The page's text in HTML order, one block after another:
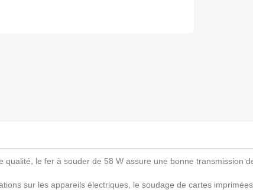
qualité, le fer à souder de 58 W assure une bonne transmission
sur les appareils électriques, le soudage de cartes